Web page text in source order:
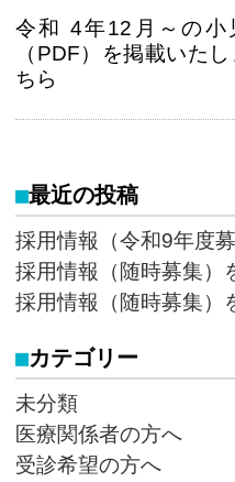
令和 4年12月～の
（PDF）を掲載いた
ちら
最近の投稿
採用情報（令和9年度
採用情報（随時募集）
採用情報（随時募集）
カテゴリー
未分類
医療関係者の方へ
受診希望の方へ